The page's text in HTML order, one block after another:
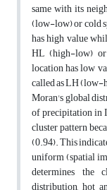
same with its
(low-low) or cold
has high value
HL (high-low)
location has low
called as LH
Moran's global
of precipitation in
cluster pattern
(0.94). This
uniform (spatial
determines the